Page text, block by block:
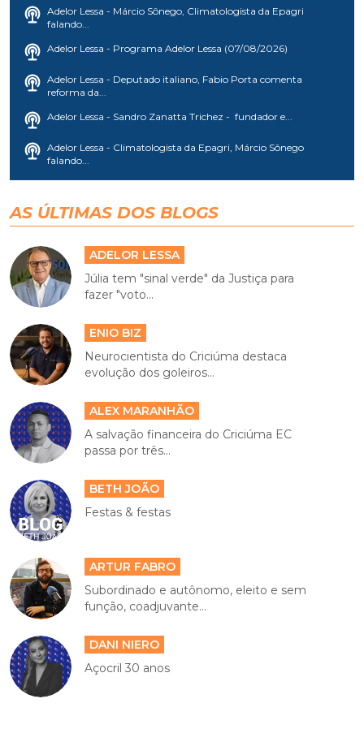
Adelor Lessa - Márcio Sônego, Climatologista da Epagri
falando...
Adelor Lessa - Programa Adelor Lessa (07/08/2026)
Adelor Lessa - Deputado italiano, Fabio Porta comenta
reforma da...
Adelor Lessa - Sandro Zanatta Trichez - fundador e...
Adelor Lessa - Climatologista da Epagri, Márcio Sônego
falando...
AS ÚLTIMAS DOS BLOGS
ADELOR LESSA
Júlia tem "sinal verde" da Justiça para
fazer "voto...
ENIO BIZ
Neurocientista do Criciúma destaca
evolução dos goleiros...
ALEX MARANHÃO
A salvação financeira do Criciúma EC
passa por três...
BETH JOÃO
Festas & festas
ARTUR FABRO
Subordinado e autônomo, eleito e sem
função, coadjuvante...
DANI NIERO
Açocril 30 anos